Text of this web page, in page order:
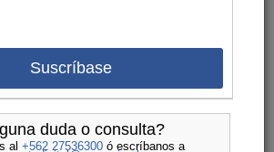
Suscríbase
duda o consulta?
al +562 27536300ó escríbanos a